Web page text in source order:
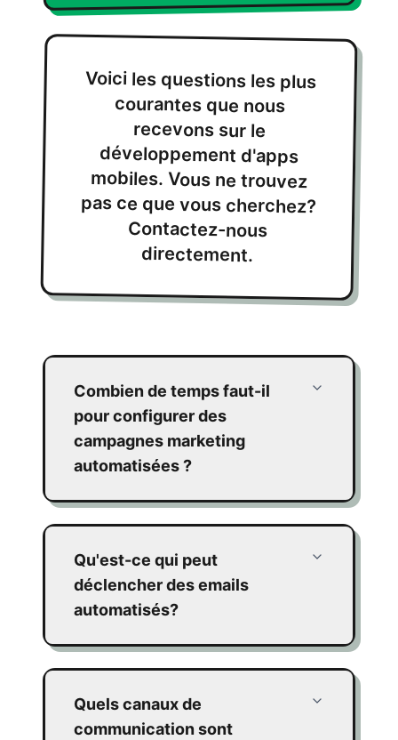
Voici les questions les plus
courantes que nous
recevons sur le
développement d'apps
mobiles. Vous ne trouvez
pas ce que vous cherchez?
Contactez-nous
directement.
Combien de temps faut-il
pour configurer des
campagnes marketing
automatisées ?
Qu'est-ce qui peut
déclencher des emails
automatisés?
Quels canaux de
communication sont